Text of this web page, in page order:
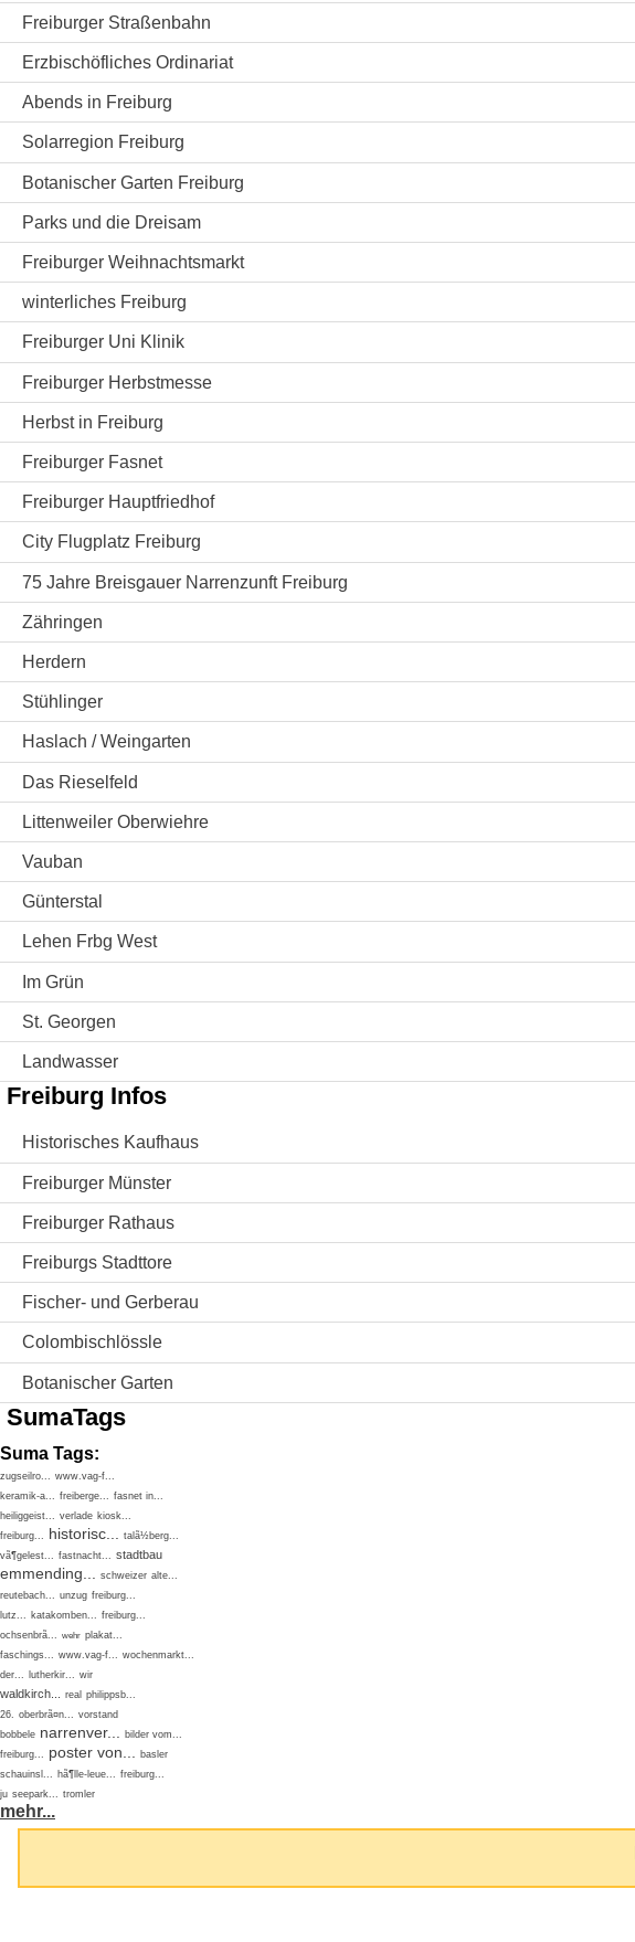
Freiburger Straßenbahn
Erzbischöfliches Ordinariat
Abends in Freiburg
Solarregion Freiburg
Botanischer Garten Freiburg
Parks und die Dreisam
Freiburger Weihnachtsmarkt
winterliches Freiburg
Freiburger Uni Klinik
Freiburger Herbstmesse
Herbst in Freiburg
Freiburger Fasnet
Freiburger Hauptfriedhof
City Flugplatz Freiburg
75 Jahre Breisgauer Narrenzunft Freiburg
Zähringen
Herdern
Stühlinger
Haslach / Weingarten
Das Rieselfeld
Littenweiler Oberwiehre
Vauban
Günterstal
Lehen Frbg West
Im Grün
St. Georgen
Landwasser
Freiburg Infos
Historisches Kaufhaus
Freiburger Münster
Freiburger Rathaus
Freiburgs Stadttore
Fischer- und Gerberau
Colombischlössle
Botanischer Garten
SumaTags
Suma Tags:
zugseilro... www.vag-f...
keramik-a... freiberge... fasnet in...
heiliggeist... verlade kiosk...
freiburg... historisc...
talã½berg...
vã¶gelest... fastnacht... stadtbau
emmending... schweizer alte...
reutebach... unzug freiburg...
lutz... katakomben... freiburg...
ochsenbrã... wehr plakat...
faschings... www.vag-f... wochenmarkt...
der...
lutherkir... wir
waldkirch... real philippsb...
26. oberbrã¤n... vorstand
bobbele narrenver...
bilder vom...
freiburg... poster von...
basler
schauinsl... hã¶lle-leue... freiburg...
ju seepark... tromler
mehr...